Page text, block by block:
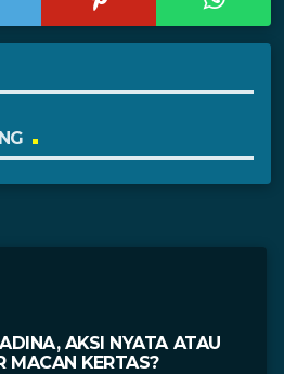
AKSI NYATA ATAU
MACAN KERTAS?